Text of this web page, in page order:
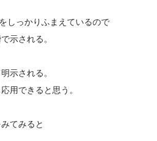
しっかりふまえているので
示される。
示される。
用できると思う。
てみると